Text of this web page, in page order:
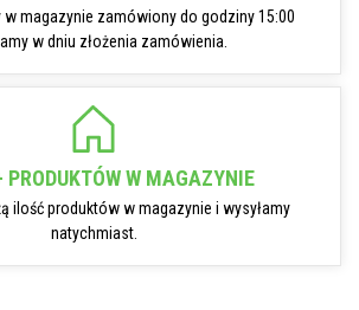
w magazynie zamówiony do godziny 15:00
w dniu złożenia zamówienia.
W MAGAZYNIE
ilość produktów w magazynie i wysyłamy
natychmiast.